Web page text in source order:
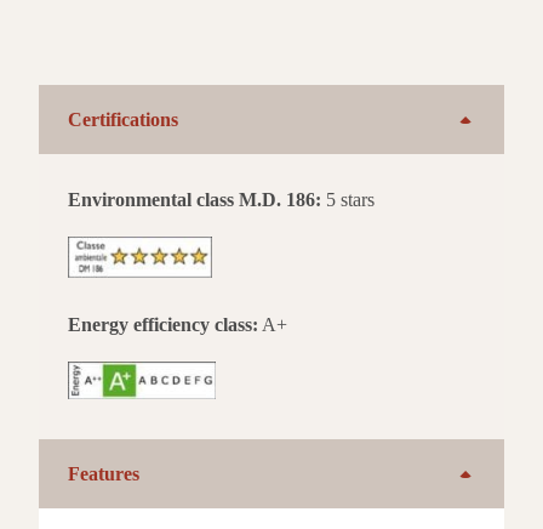
Certifications
Environmental class M.D. 186: 5 stars
Energy efficiency class: A+
Features